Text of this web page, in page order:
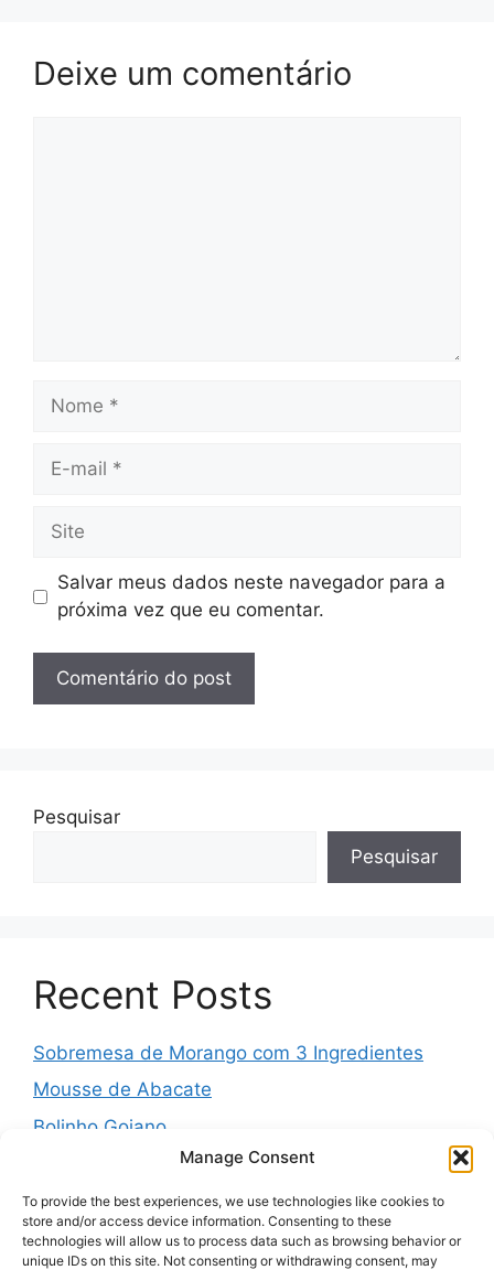
Manage Consent
To provide the best experiences, we use technologies like cookies to
store and/or access device information. Consenting to these
technologies will allow us to process data such as browsing behavior or
unique IDs on this site. Not consenting or withdrawing consent, may
Deixe um comentário
Nome
Site
Salvar meus dados neste navegador para a
próxima vez que eu comentar.
Pesquisar
Pesquisar
Recent Posts
Sobremesa de Morango com 3 Ingredientes
Mousse de Abacate
Bolinho Goiano
Muffins Salgados de Legumes